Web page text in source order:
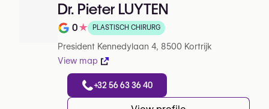
Dr. Pieter LUYTEN
Note de 0 sur 5 sur Google
0★ PLASTISCH CHIRURG
President Kennedylaan 4, 8500 Kortrijk
View map
+32 56 63 36 40